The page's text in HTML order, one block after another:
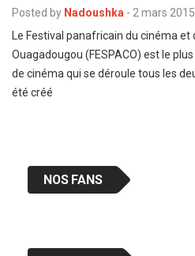
Posted by Nadoushka - 2 mars 2015
Le Festival panafricain du cinéma et
Ouagadougou (FESPACO) est le
de cinéma qui se déroule tous les
été créé
NOS FANS